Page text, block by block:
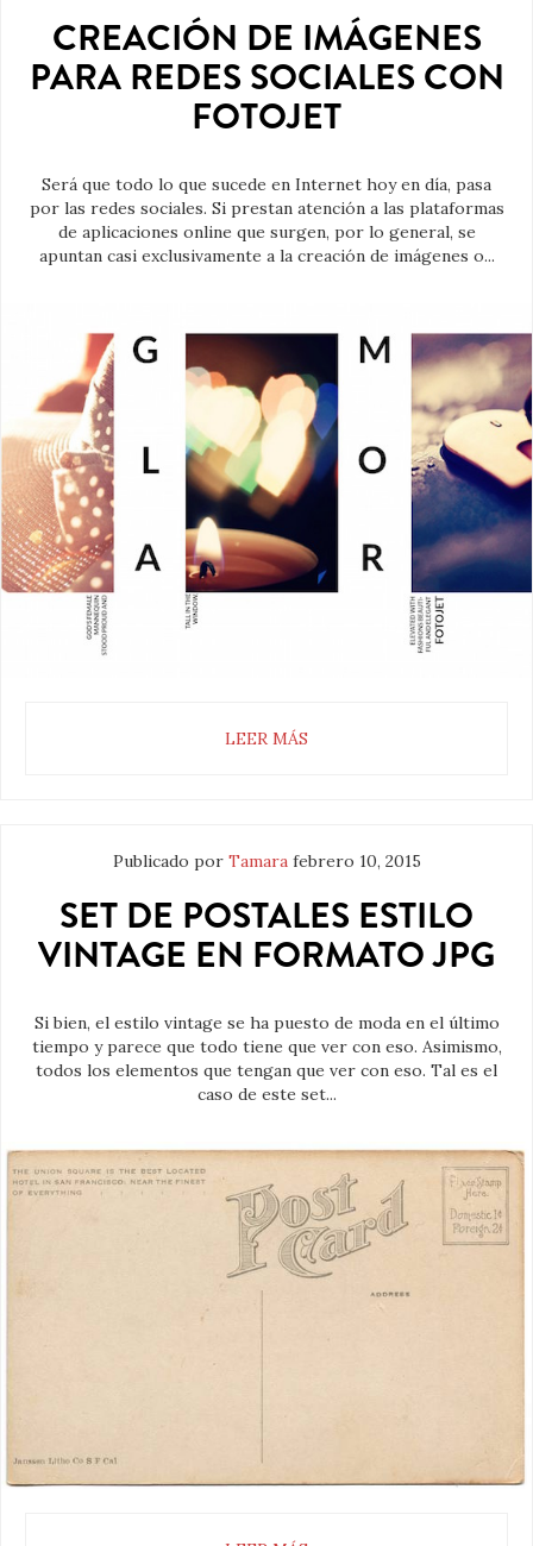
CREACIÓN DE IMÁGENES
PARA REDES SOCIALES CON
FOTOJET
Será que todo lo que sucede en Internet hoy en día, pasa
por las redes sociales. Si prestan atención a las plataformas
de aplicaciones online que surgen, por lo general, se
apuntan casi exclusivamente a la creación de imágenes o...
LEER MÁS
Publicado por Tamara febrero 10, 2015
SET DE POSTALES ESTILO
VINTAGE EN FORMATO JPG
Si bien, el estilo vintage se ha puesto de moda en el último
tiempo y parece que todo tiene que ver con eso. Asimismo,
todos los elementos que tengan que ver con eso. Tal es el
caso de este set...